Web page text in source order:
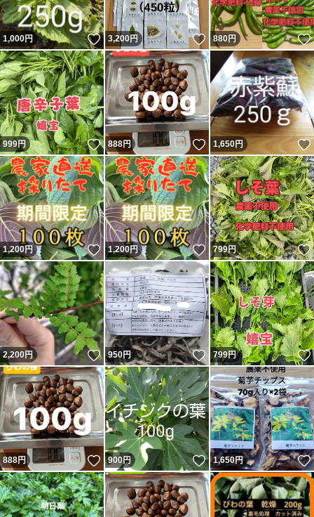
1,000円 いいね！
3,200円 いいね！
880円
999円 いいね！
888円 いいね！
1,650円
1,200円 いいね！
1,200円 いいね！
799円
2,200円 いいね！
950円 いいね！
799円
888円 いいね！
900円 いいね！
1,650円